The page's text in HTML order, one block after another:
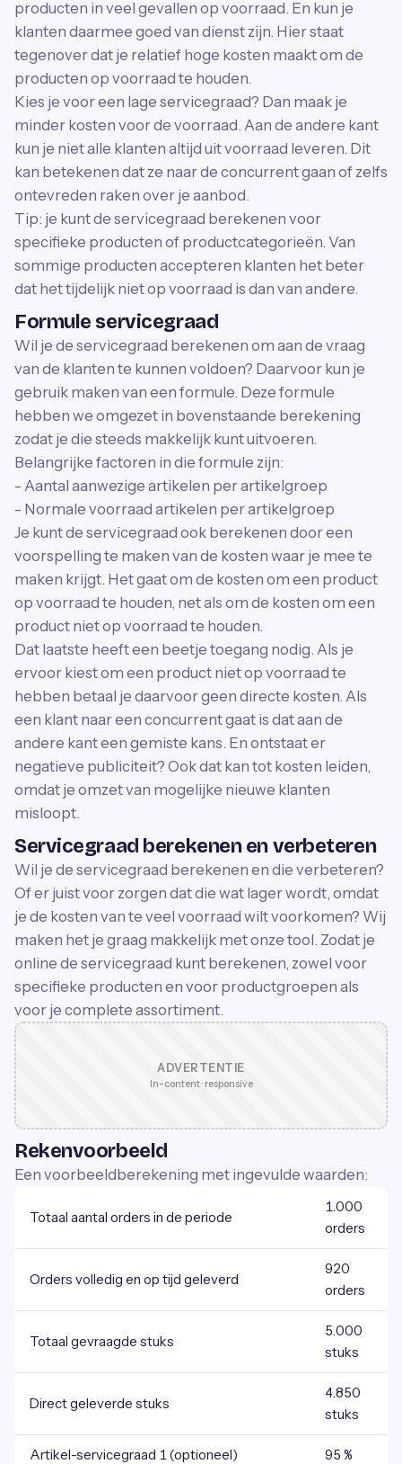
producten in veel gevallen op voorraad. En kun je
klanten daarmee goed van dienst zijn. Hier staat
tegenover dat je relatief hoge kosten maakt om de
producten op voorraad te houden.
Kies je voor een lage servicegraad? Dan maak je
minder kosten voor de voorraad. Aan de andere kant
kun je niet alle klanten altijd uit voorraad leveren. Dit
kan betekenen dat ze naar de concurrent gaan of zelfs
ontevreden raken over je aanbod.
Tip: je kunt de servicegraad berekenen voor
specifieke producten of productcategorieën. Van
sommige producten accepteren klanten het beter
dat het tijdelijk niet op voorraad is dan van andere.
Formule servicegraad
Wil je de servicegraad berekenen om aan de vraag
van de klanten te kunnen voldoen? Daarvoor kun je
gebruik maken van een formule. Deze formule
hebben we omgezet in bovenstaande berekening
zodat je die steeds makkelijk kunt uitvoeren.
Belangrijke factoren in die formule zijn:
- Aantal aanwezige artikelen per artikelgroep
- Normale voorraad artikelen per artikelgroep
Je kunt de servicegraad ook berekenen door een
voorspelling te maken van de kosten waar je mee te
maken krijgt. Het gaat om de kosten om een product
op voorraad te houden, net als om de kosten om een
product niet op voorraad te houden.
Dat laatste heeft een beetje toegang nodig. Als je
ervoor kiest om een product niet op voorraad te
hebben betaal je daarvoor geen directe kosten. Als
een klant naar een concurrent gaat is dat aan de
andere kant een gemiste kans. En ontstaat er
negatieve publiciteit? Ook dat kan tot kosten leiden,
omdat je omzet van mogelijke nieuwe klanten
misloopt.
Servicegraad berekenen en verbeteren
Wil je de servicegraad berekenen en die verbeteren?
Of er juist voor zorgen dat die wat lager wordt, omdat
je de kosten van te veel voorraad wilt voorkomen? Wij
maken het je graag makkelijk met onze tool. Zodat je
online de servicegraad kunt berekenen, zowel voor
specifieke producten en voor productgroepen als
voor je complete assortiment.
ADVERTENTIE
In-content · responsive
Rekenvoorbeeld
Een voorbeeldberekening met ingevulde waarden:
Totaal aantal orders in de periode
1.000
orders
Orders volledig en op tijd geleverd
920
orders
Totaal gevraagde stuks
5.000
stuks
Direct geleverde stuks
4.850
stuks
Artikel-servicegraad 1 (optioneel) 95 %